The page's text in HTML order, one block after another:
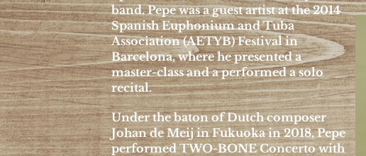
band. Pepe was a guest artist at the 2014
Spanish Euphonium and Tuba
Association (AETYB) Festival in
Barcelona, where he presented a
master-class and a performed a solo
recital.
Under the baton of Dutch composer
Johan de Meij in Fukuoka in 2018, Pepe
performed TWO-BONE Concerto with